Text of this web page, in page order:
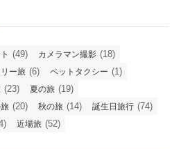
(49) カメラマン撮影 (18)
ー旅 (6) ペットタクシー (1)
(23) 夏の旅 (19)
(20) 秋の旅 (14) 誕生日旅行 (74)
近場旅 (52)